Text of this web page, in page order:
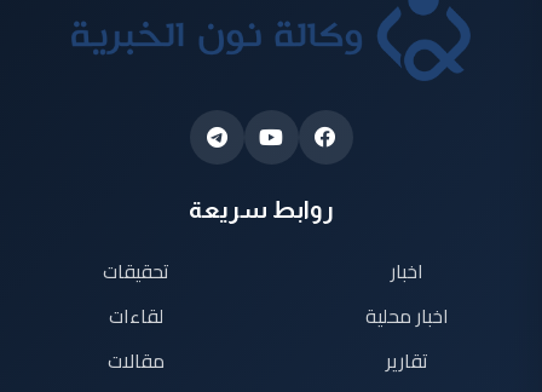
روابط سريعة
اخبار
اخبار محلية
تقارير
تحقيقات
لقاءات
مقالات